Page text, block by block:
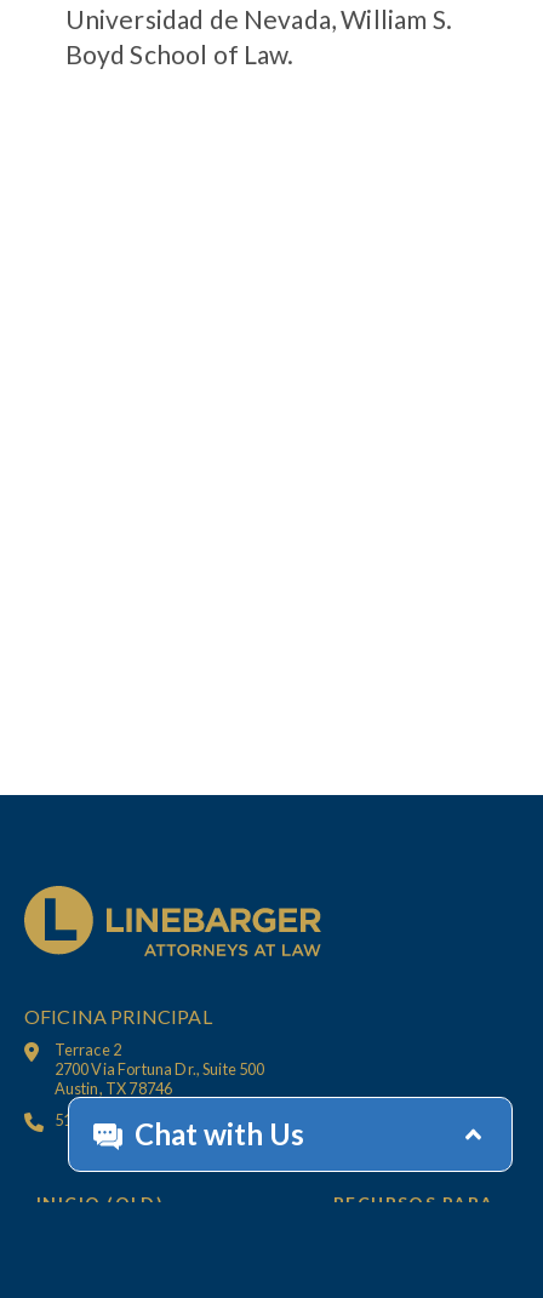
Universidad de Nevada, William S.
Boyd School of Law.
OFICINA PRINCIPAL
Terrace 2
2700 Via Fortuna Dr., Suite 500
Austin, TX 78746
512.447.6675
INICIO (OLD)
RECURSOS PARA